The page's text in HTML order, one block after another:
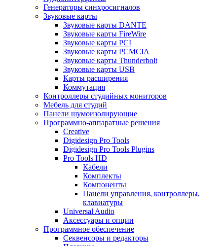
Генераторы синхросигналов
Звуковые карты
Звуковые карты DANTE
Звуковые карты FireWire
Звуковые карты PCI
Звуковые карты PCMCIA
Звуковые карты Thunderbolt
Звуковые карты USB
Карты расширения
Коммутация
Контроллеры студийных мониторов
Мебель для студий
Панели шумоизолирующие
Программно-аппаратные решения
Creative
Digidesign Pro Tools
Digidesign Pro Tools Plugins
Pro Tools HD
Кабели
Комплекты
Компоненты
Панели управления, контроллеры,
клавиатуры
Universal Audio
Аксессуары и опции
Программное обеспечение
Cеквенсоры и редакторы